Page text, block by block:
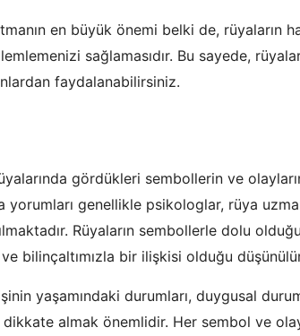
en büyük önemi belki de, rüyaların
sağlamasıdır. Bu sayede,
faydalanabilirsiniz.
gördükleri sembollerin ve
yorumları genellikle psikologlar, rüya
Rüyaların sembollerle dolu
ve bilinçaltımızla bir ilişkisi olduğu
yaşamındaki durumları, duygusal
almak önemlidir. Her sembol ve